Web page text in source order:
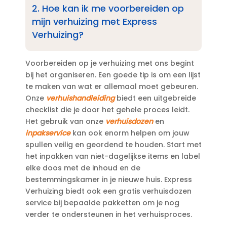
2.​ Hoe kan ik me voorbereiden op
mijn verhuizing met Express
Verhuizing?
Voorbereiden op je verhuizing met ons begint
bij het organiseren.​ Een goede tip is om een lijst
te maken van wat er allemaal moet gebeuren.​
Onze verhuishandleidingbiedt een uitgebreide
checklist die je door het gehele proces leidt.​
Het gebruik van onze verhuisdozenen
inpakservicekan ook enorm helpen om jouw
spullen veilig en geordend te houden.​ Start met
het inpakken van niet-dagelijkse items en label
elke doos met de inhoud en de
bestemmingskamer in je nieuwe huis.​ Express
Verhuizing biedt ook een gratis verhuisdozen
service bij bepaalde pakketten om je nog
verder te ondersteunen in het verhuisproces.​